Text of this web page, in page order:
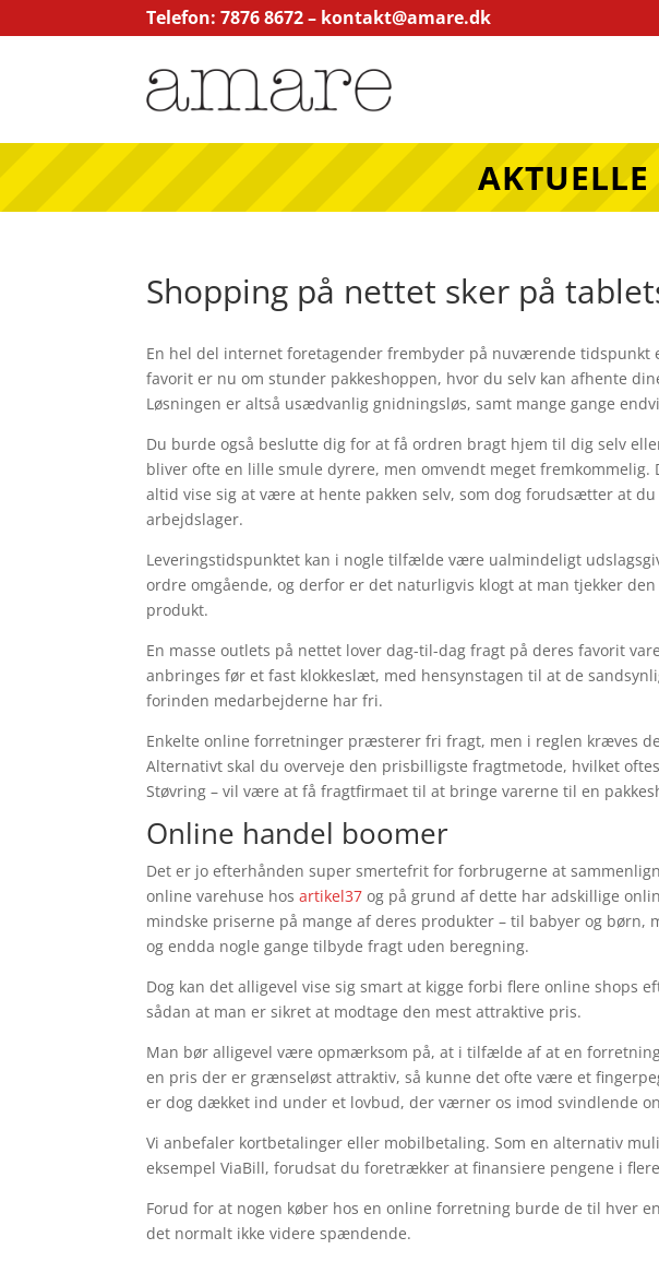
Telefon: 7876 8672 – kontakt@amare.dk
Shopping på nettet sker på
En hel del internet foretagender frembyder på nuværende tidspunkt
favorit er nu om stunder pakkeshoppen, hvor du selv kan afhente
Løsningen er altså usædvanlig gnidningsløs, samt mange gange
Du burde også beslutte dig for at få ordren bragt hjem til dig selv
bliver ofte en lille smule dyrere, men omvendt meget
altid vise sig at være at hente pakken selv, som dog forudsætter at
arbejdslager.
Leveringstidspunktet kan i nogle tilfælde være ualmindeligt
ordre omgående, og derfor er det naturligvis klogt at man tjekker
produkt.
En masse outlets på nettet lover dag-til-dag fragt på deres favorit
anbringes før et fast klokkeslæt, med hensynstagen til at de
forinden medarbejderne har fri.
Enkelte online forretninger præsterer fri fragt, men i reglen kræves
Alternativt skal du overveje den prisbilligste fragtmetode, hvilket
Støvring – vil være at få fragtfirmaet til at bringe varerne til en
Online handel boomer
Det er jo efterhånden super smertefrit for forbrugerne at
online varehuse hosartikel37 og på grund af dette har adskillige
mindske priserne på mange af deres produkter – til babyer og børn,
og endda nogle gange tilbyde fragt uden beregning.
Dog kan det alligevel vise sig smart at kigge forbi flere online shops
sådan at man er sikret at modtage den mest attraktive pris.
Man bør alligevel være opmærksom på, at i tilfælde af at en
en pris der er grænseløst attraktiv, så kunne det ofte være et
er dog dækket ind under et lovbud, der værner os imod svindlende
Vi anbefaler kortbetalinger eller mobilbetaling. Som en alternativ
eksempel ViaBill, forudsat du foretrækker at finansiere pengene i
Forud for at nogen køber hos en online forretning burde de til hver
det normalt ikke videre spændende.